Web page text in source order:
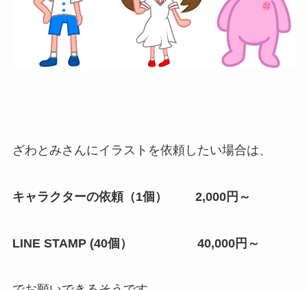
ざわとみさんにイラストを依頼したい場合は、
キャラクターの依頼（1個） 2,000円～
LINE STAMP (40個） 40,000円～